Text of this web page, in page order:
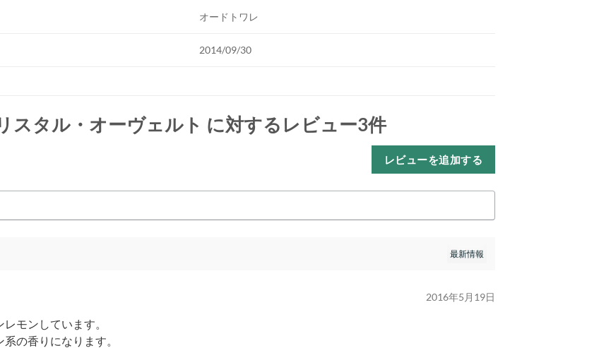
オードトワレ
2014/09/30
タル・オーヴェルト に対するレビュー3件
レビューを追加する
2016年5月19日
モンしています。
の香りになります。